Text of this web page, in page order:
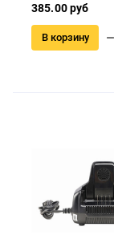
385.00 руб
В корзину